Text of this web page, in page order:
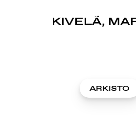
KIVELÄ,
ARKISTO